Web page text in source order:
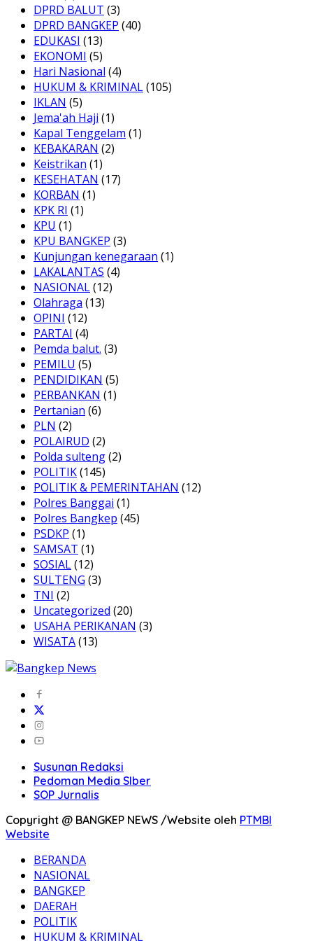
DPRD BALUT (3)
DPRD BANGKEP (40)
EDUKASI (13)
EKONOMI (5)
Hari Nasional (4)
HUKUM & KRIMINAL(105)
IKLAN (5)
Jema'ah Haji (1)
Kapal Tenggelam (1)
KEBAKARAN (2)
Keistrikan (1)
KESEHATAN (17)
KORBAN (1)
KPK RI (1)
KPU (1)
KPU BANGKEP (3)
Kunjungan kenegaraan (1)
LAKALANTAS (4)
NASIONAL(12)
Olahraga (13)
OPINI (12)
PARTAI (4)
Pemda balut. (3)
PEMILU (5)
PENDIDIKAN (5)
PERBANKAN (1)
Pertanian (6)
PLN (2)
POLAIRUD (2)
Polda sulteng(2)
POLITIK(145)
POLITIK & PEMERINTAHAN (12)
Polres Banggai (1)
Polres Bangkep (45)
PSDKP (1)
SAMSAT (1)
SOSIAL(12)
SULTENG (3)
TNI (2)
Uncategorized (20)
USAHA PERIKANAN (3)
WISATA(13)
Susunan Redaksi
Pedoman Media SIber
SOP Jurnalis
Copyright @ BANGKEP NEWS /Website oleh PTMBI
Website
BERANDA
NASIONAL
BANGKEP
DAERAH
POLITIK
HUKUM & KRIMINAL